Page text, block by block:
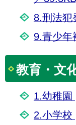
8.刑法犯
9.青少年
教育・文
1.幼稚園
2.小学校